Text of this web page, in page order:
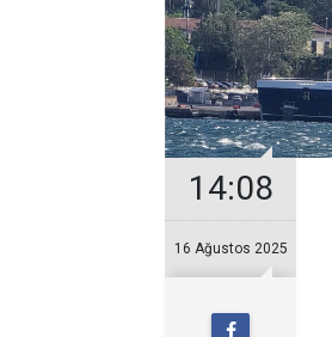
14:08
16 Ağustos 2025